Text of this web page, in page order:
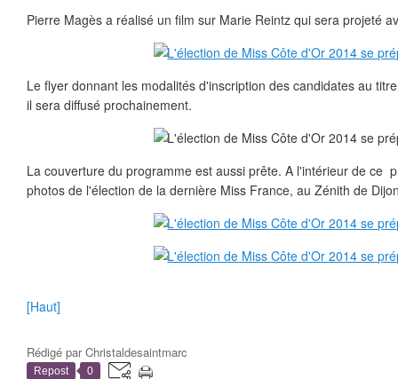
Pierre Magès a réalisé un film sur Marie Reintz qui sera projeté
Le flyer donnant les modalités d'inscription des candidates au
il sera diffusé prochainement.
La couverture du programme est aussi prête. A l'intérieur de ce
photos de l'élection de la dernière Miss France, au Zénith de
[Haut]
Rédigé parChristaldesaintmarc
Repost 0